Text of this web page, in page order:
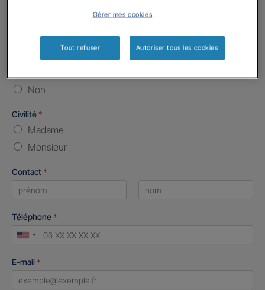
Non
Civilité *
Madame
Monsieur
Contact *
Téléphone *
United
+1
E-mail *
Gérer mes cookies
Tout refuser Autoriser tous les cookies